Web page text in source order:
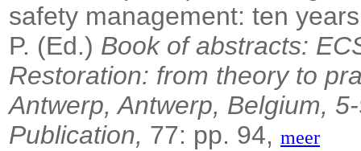
safety management: ten
P. (Ed.) Book of abstracts:
Restoration: from theory to
Antwerp, Antwerp, Belgium,
Publication, 77: pp. 94, meer